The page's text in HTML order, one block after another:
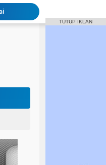
Macet Jadi Alarm, Dewanti Dorong Tol Kepanjen–Tulungagung Tak Lagi Wacana
Hasto Kritik Bupati Malang soal Pelantikan Anak, PDIP Telusuri Proses Seleksi
TUTUP IKLAN